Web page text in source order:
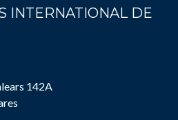
INTERNATIONAL DE
142A